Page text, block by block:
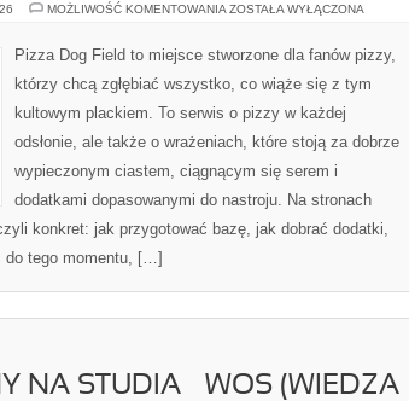
MOŻLIWOŚĆ KOMENTOWANIA PORADY
ZOSTAŁA WYŁĄCZONA
Pizza Dog Field to miejsce stworzone dla fanów pizzy,
którzy chcą zgłębiać wszystko, co wiąże się z tym
kultowym plackiem. To serwis o pizzy w każdej
odsłonie, ale także o wrażeniach, które stoją za dobrze
wypieczonym ciastem, ciągnącym się serem i
dodatkami dopasowanymi do nastroju. Na stronach
konkret: jak przygotować bazę, jak dobrać dodatki,
do tego momentu, […]
NA STUDIA – WOS (WIEDZA